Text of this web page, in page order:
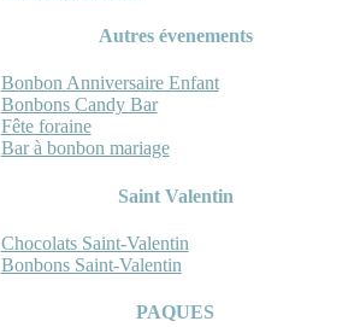
Autres évenements
Bonbon Anniversaire Enfant
Bonbons Candy Bar
Fête foraine
Bar à bonbon mariage
Saint Valentin
Chocolats Saint-Valentin
Bonbons Saint-Valentin
PAQUES